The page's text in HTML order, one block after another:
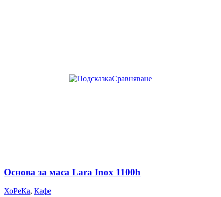
Сравняване
Основа за маса Lara Inox 1100h
ХоРеКа, Кафе